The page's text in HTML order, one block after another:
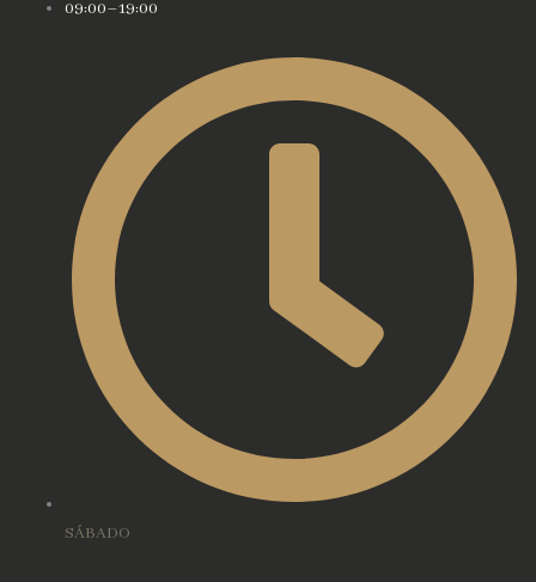
09:00–19:00
SÁBADO